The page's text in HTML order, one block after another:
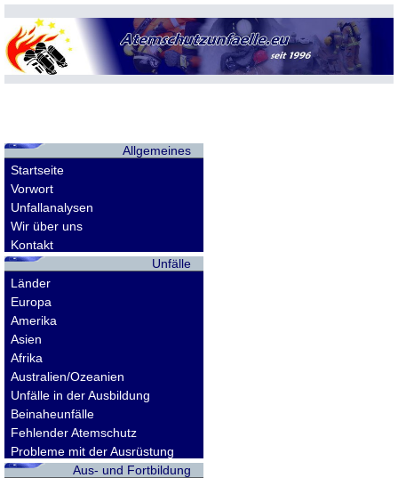
Allgemeines
Startseite
Vorwort
Unfallanalysen
Wir über uns
Kontakt
Unfälle
Länder
Europa
Amerika
Asien
Afrika
Australien/Ozeanien
Unfälle in der Ausbildung
Beinaheunfälle
Fehlender Atemschutz
Probleme mit der Ausrüstung
Aus- und Fortbildung